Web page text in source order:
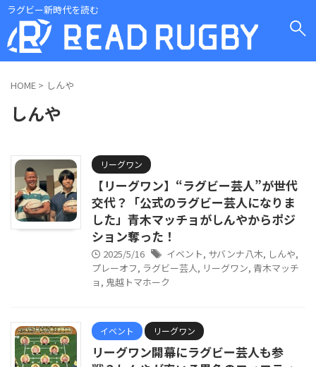
ラグビー新時代を読む
HOME > しんや
しんや
リーグワン
【リーグワン】“ラグビー芸人”が世代
交代？「公式のラグビー芸人になりま
した」青木マッチョがしんやからポジ
ション奪った！
2025/5/16 イベント, サバンナ八木, しんや,
プレーオフ, ラグビー芸人, リーグワン, 青木マッチ
ョ , 鬼越トマホーク
イベント リーグワン
リーグワン開幕にラグビー芸人も参